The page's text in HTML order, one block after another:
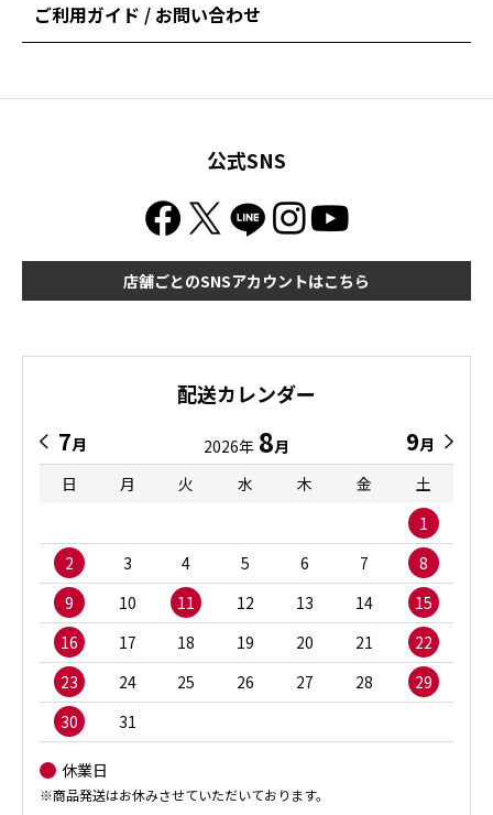
ご利用ガイド / お問い合わせ
公式SNS
店舗ごとのSNSアカウントはこちら
配送カレンダー
7月 2026年 8月 9月
日
月 火 水 木 金
土
1
2
3 4 5 6 7
8
9
10 11 12 13 14
15
16
17 18 19 20 21
22
23
24 25 26 27 28
29
30
31
休業日
※商品発送はお休みさせていただいております。